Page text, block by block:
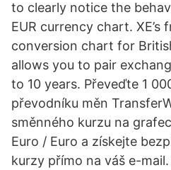
to clearly notice the
EUR currency chart. XE’s
conversion chart for
allows you to pair
to 10 years. Převeďte 1
převodníku měn
směnného kurzu na
Euro / Euro a získejte
kurzy přímo na váš e-